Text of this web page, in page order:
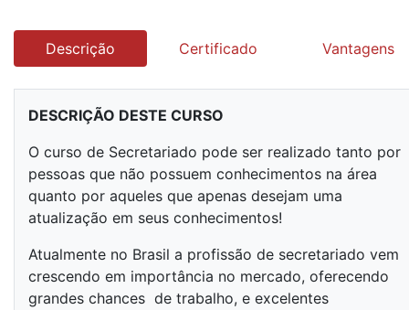
Descrição Certificado Vantagens
DESCRIÇÃO DESTE CURSO
O curso de Secretariado pode ser realizado tanto por
pessoas que não possuem conhecimentos na área
quanto por aqueles que apenas desejam uma
atualização em seus conhecimentos!
Atualmente no Brasil a profissão de secretariado vem
crescendo em importância no mercado, oferecendo
grandes chances de trabalho, e excelentes